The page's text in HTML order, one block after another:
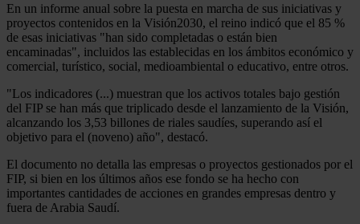
En un informe anual sobre la puesta en marcha de sus iniciativas y
proyectos contenidos en la Visión2030, el reino indicó que el 85 %
de esas iniciativas "han sido completadas o están bien
encaminadas", incluidos las establecidas en los ámbitos económico y
comercial, turístico, social, medioambiental o educativo, entre otros.
"Los indicadores (...) muestran que los activos totales bajo gestión
del FIP se han más que triplicado desde el lanzamiento de la Visión,
alcanzando los 3,53 billones de riales saudíes, superando así el
objetivo para el (noveno) año", destacó.
El documento no detalla las empresas o proyectos gestionados por el
FIP, si bien en los últimos años ese fondo se ha hecho con
importantes cantidades de acciones en grandes empresas dentro y
fuera de Arabia Saudí.